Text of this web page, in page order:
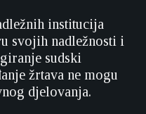
institucija
svojih nadležnosti i
sudski
žrtava ne mogu
djelovanja.